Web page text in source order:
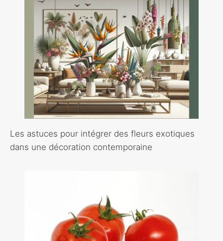
Les astuces pour intégrer des fleurs exotiques
dans une décoration contemporaine